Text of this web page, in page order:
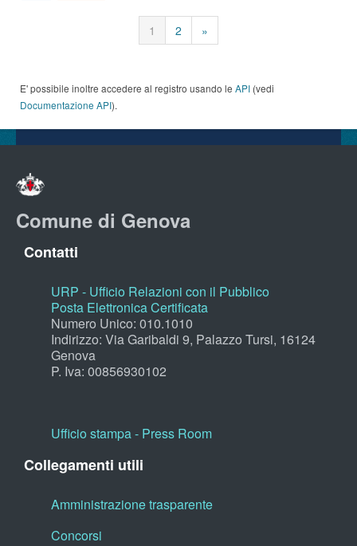
1 2 »
E' possibile inoltre accedere al registro usando le API (vedi
Documentazione API).
Comune di Genova
Contatti
URP - Ufficio Relazioni con il Pubblico
Posta Elettronica Certificata
Numero Unico: 010.1010
Indirizzo: Via Garibaldi 9, Palazzo Tursi, 16124
Genova
P. Iva: 00856930102
Ufficio stampa - Press Room
Collegamenti utili
Amministrazione trasparente
Concorsi